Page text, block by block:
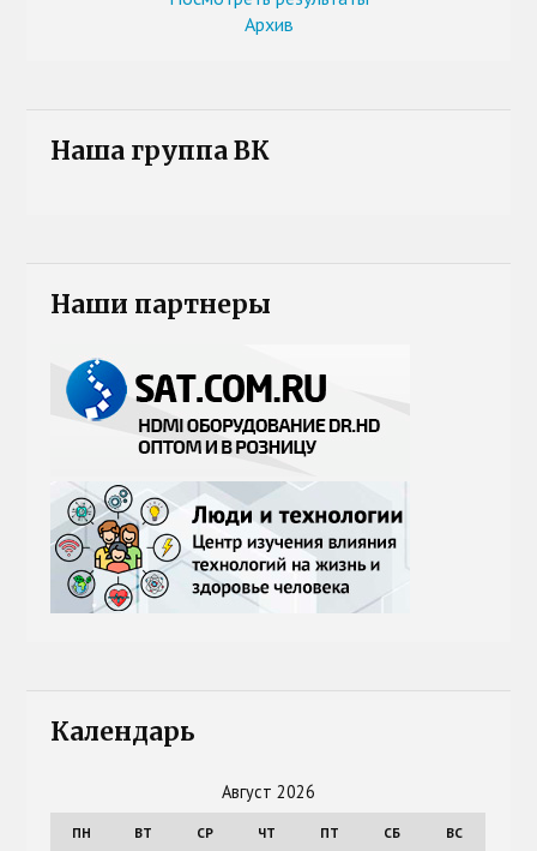
Архив
Наша группа ВК
Наши партнеры
Календарь
Август 2026
ПН ВТ СР ЧТ ПТ СБ ВС